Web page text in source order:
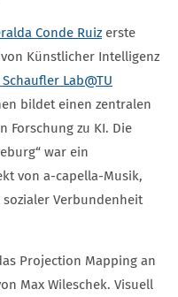
Conde Ruiz erste
Künstlicher Intelligenz
Lab@TU
bildet einen zentralen
Forschung zu KI. Die
war ein
von a-capella-Musik,
Verbundenheit
Projection Mapping an
Max Wileschek. Visuell